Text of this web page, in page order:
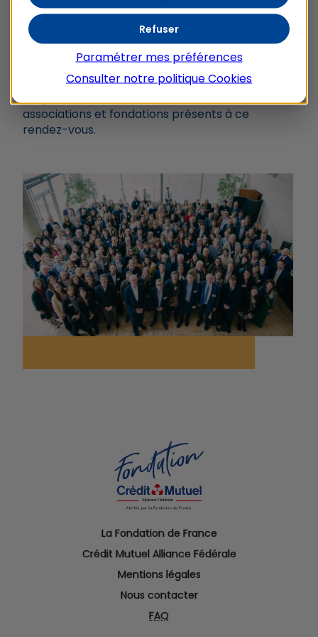
», ces frontières mentales, ces angles morts qui
empêchent de voir certaines fragilités pourtant
bien réelles.
Le rôle des fondations est
justement d’aller vers ces causes fragiles,
Un grand merci à tous les intervenants, les
associations et fondations présents à ce
rendez-vous.
La Fondation de France
Crédit Mutuel Alliance Fédérale
Mentions légales
Nous contacter
FAQ
Refuser
Paramétrer mes préférences
Consulter notre politiqueCookies